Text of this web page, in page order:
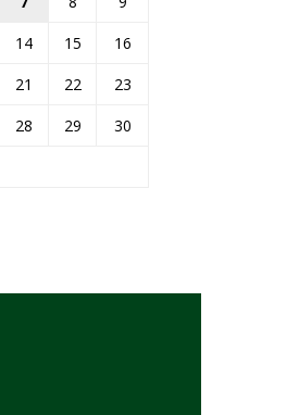
14 15
16
21 22
23
28 29
30